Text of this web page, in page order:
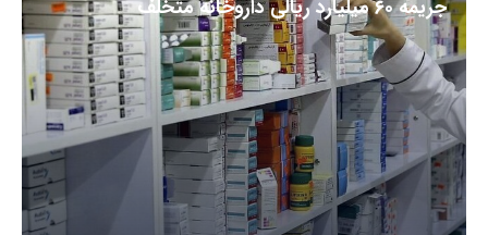
جریمه ۶۰ میلیارد ریالی داروخانه متخلف